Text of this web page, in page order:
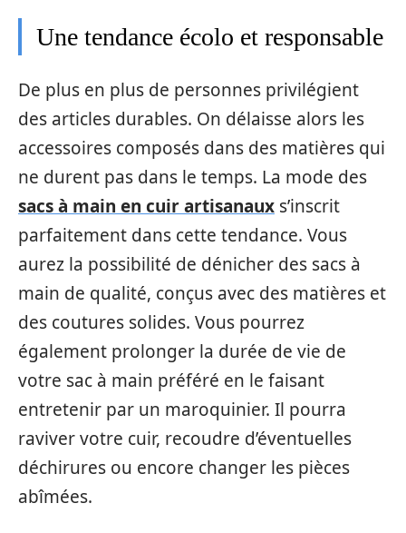
Une tendance écolo et responsable
De plus en plus de personnes privilégient
des articles durables. On délaisse alors les
accessoires composés dans des matières qui
ne durent pas dans le temps. La mode des
sacs à main en cuir artisanaux s’inscrit
parfaitement dans cette tendance. Vous
aurez la possibilité de dénicher des sacs à
main de qualité, conçus avec des matières et
des coutures solides. Vous pourrez
également prolonger la durée de vie de
votre sac à main préféré en le faisant
entretenir par un maroquinier. Il pourra
raviver votre cuir, recoudre d’éventuelles
déchirures ou encore changer les pièces
abîmées.